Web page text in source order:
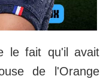
le fait qu'il avait
de l'Orange